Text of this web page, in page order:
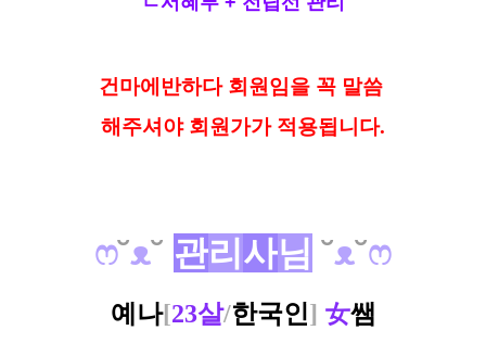
건마에반하다 회원임을 꼭 말씀
해 주셔야 회원가가 적용됩니다.
ෆ˘ᴥ˘ 관리 사님 ˘ᴥ˘ෆ
예나[23살/한국인] 女쌤